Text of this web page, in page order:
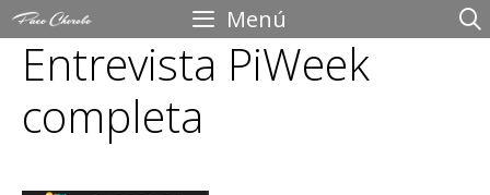
Saltar
contenido
Menú
Entrevista PiWeek
completa